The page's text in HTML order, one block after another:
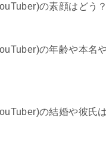
の素顔はどう？
の年齢や本名
の結婚や彼氏